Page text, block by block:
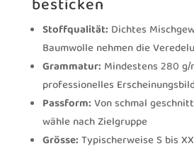
besticken
Stoffqualität: Dichtes
Baumwolle nehmen die
Grammatur: Mindestens 280 g/
professionelles
Passform:Von schmal
wähle nach Zielgruppe
Grösse:Typischerweise S bis